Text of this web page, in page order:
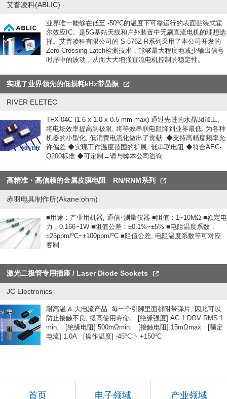
艾普凌科(ABLIC)
业界唯一能够在低至 -50ºC的温度下可靠运行的表面贴装式霍
尔效应IC。是5G基站天线和户外装置中无刷直流电机的理想选
择。艾普凌科有限公司的 S-576Z R系列采用了本公司开发的
Zero Crossing Latch检测技术，能够最大程度地减少输出信号
时序中的波动，从而大大增强直流电机控制的稳定性。
实现了业界领先的低损耗kHz带晶振
RIVER ELETEC
TFX-04C (1.6 x 1.0 x 0.5 mm max) 通过先进的水晶3d加工,
将电场效率提高到极限, 将等效串联电阻降到业界最低. 为各种
机器的小型化, 低消费电流化做出了贡献. ◆支持高精度频率允
许偏差 ◆实现工作温度范围的扩展, 低串联电阻 ◆符合AEC-
Q200标准 ◆可定制→请与弊本公司咨询
高精准・高信赖的金属皮膜电阻 RN/RNM系列
赤羽电具制作所(Akane:ohm)
■用途：产业用机器, 通信･测量仪器 ■阻值：1~10MΩ ■额定电
力：0.166~1W ■阻值公差：±0.1%~±5% ■电阻温度系数：
±25ppm/ºC~±100ppm/ºC ■阻值公差, 电阻温度系数等可对应
客制
激光二极管专用插座 / Laser Diode Sockets
JC Electronics
耐高温 & 大电流产品. 每一个引脚里面都附带弹片, 因此可以
防止接触不良, 提高使用寿命。 [绝缘强度] AC 1 DOV RMS 1
min. [绝缘电阻] 500mΩmin. [接触电阻] 15mΩmax [额定
电流] 1.0A [操作温度] -45ºC ~ +150ºC
首页 电子领域 产业领域